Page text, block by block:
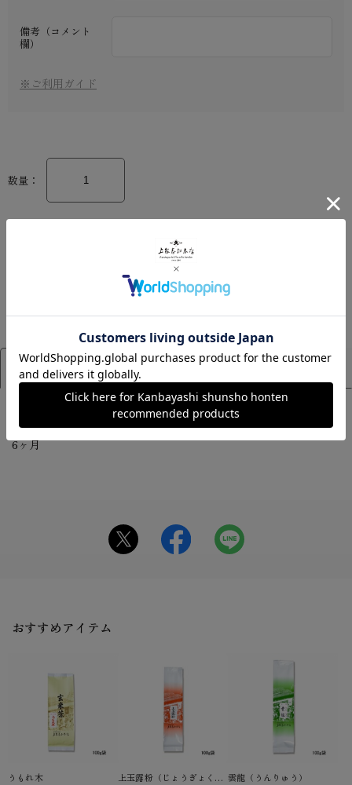
備考（コメント
欄）
※ご利用ガイド
数量：
カートに入れる
アイテム詳細
[賞味期限]
6ヶ月
おすすめアイテム
うもれ木 上玉露粉（じょうぎょくろこ） 雲龍（うんりゅう）